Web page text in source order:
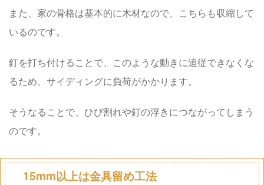
また、家の骨格は基本的に木材なので、こちらも収縮して
いるのです。
釘を打ち付けることで、このような動きに追従できなくな
るため、サイディングに負荷がかかります。
そうなることで、ひび割れや釘の浮きにつながってしまう
のです。
15mm以上は金具留め工法